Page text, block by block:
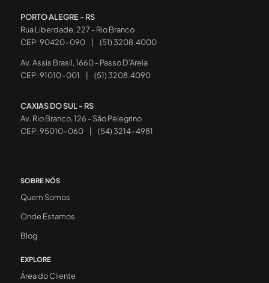
PORTO ALEGRE - RS
Rua Liberdade, 227 - Rio Branco
CEP: 90420-090
(51) 3208.4000
Av. Assis Brasil, 1660 - Passo D’Areia
CEP: 91010-001
(51) 3208.4090
CAXIAS DO SUL - RS
Av. Rio Branco, 126 - São Pelegrino
CEP: 95010-060
(54) 3214-4981
SOBRE NÓS
Quem Somos
Onde Estamos
Blog
EXPLORE
Área do Cliente